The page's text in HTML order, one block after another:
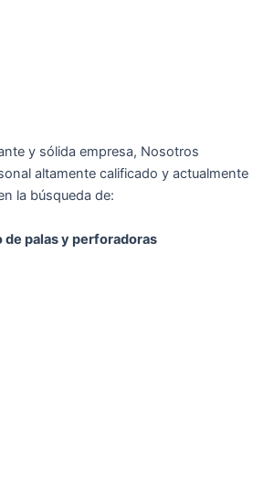
y sólida empresa, Nosotros
altamente calificado y actualmente
la búsqueda de:
palas y perforadoras